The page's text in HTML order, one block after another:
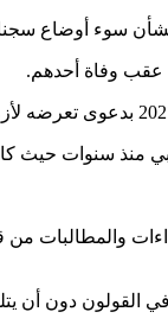
بشأن سوء أوضاع
عقب وفاة أحدهم.
من قبل
القولون دون أن